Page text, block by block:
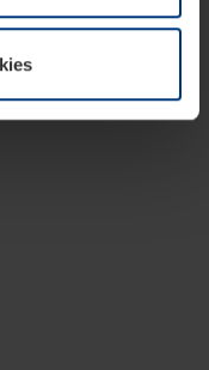
vysvetlení cookie